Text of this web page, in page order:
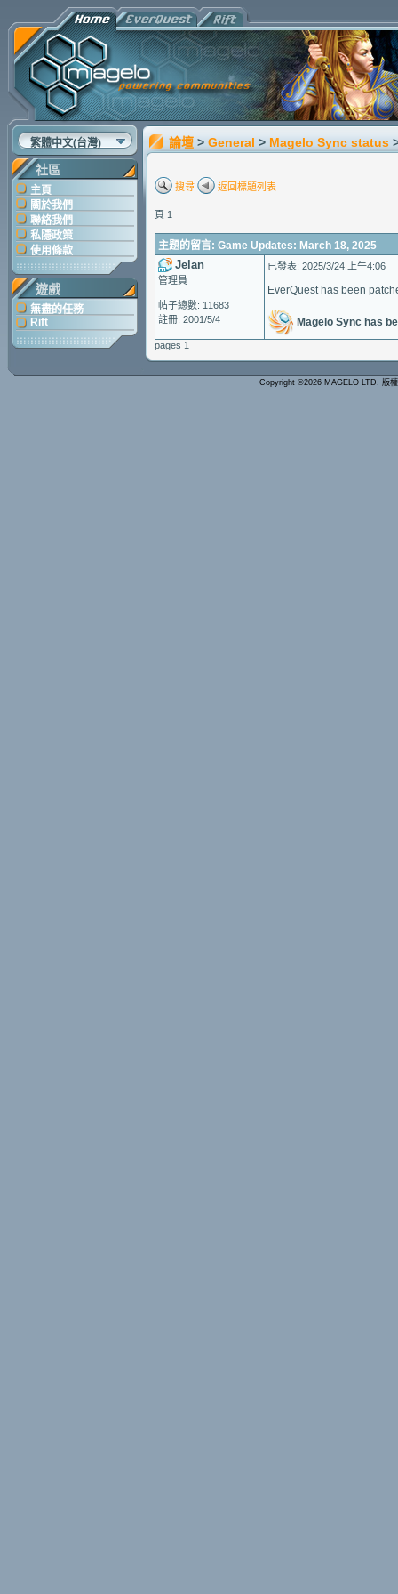
繁體中文(台灣)
社區
主頁
關於我們
聯絡我們
私隱政策
使用條款
遊戲
無盡的任務
Rift
論壇 > General > Magelo Sync status
搜尋 返回標題列表
頁 1
主題的留言: Game Updates: March 18, 2025
Jelan
管理員
帖子總數: 11683
註冊: 2001/5/4
已發表: 2025/3/24 上午4:06
EverQuest has been
Magelo Sync has
pages 1
Copyright ©2026 MAGELO LTD. 版